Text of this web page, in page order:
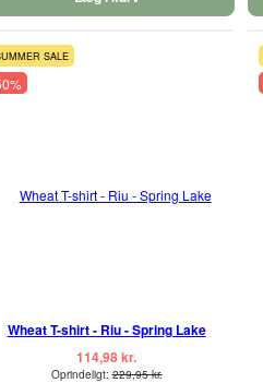
SALE
Wheat T-shirt - Riu - Spring Lake
114,98 kr.
Oprindeligt:229,95 kr.